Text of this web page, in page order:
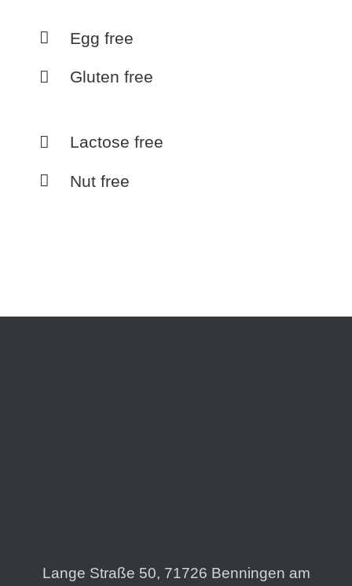
Egg free
Gluten free
Lactose free
Nut free
Lange Straße 50, 71726 Benningen am